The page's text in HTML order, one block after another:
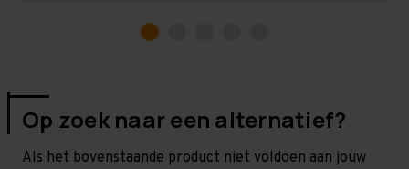
Op zoek naar een alternatief?
Als het bovenstaande product niet voldoen aan jouw